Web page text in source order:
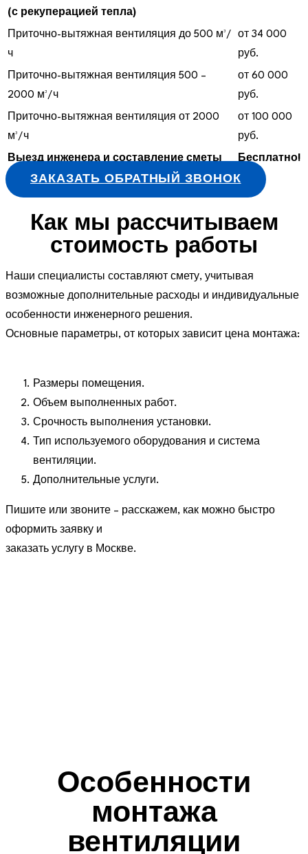
(с рекуперацией тепла)
Приточно-вытяжная вентиляция до 500 м³/
ч
от 34 000
руб.
Приточно-вытяжная вентиляция 500 –
2000 м³/ч
от 60 000
руб.
Приточно-вытяжная вентиляция от 2000
м³/ч
от 100 000
руб.
Выезд инженера и составление сметы Бесплатно!
ЗАКАЗАТЬ ОБРАТНЫЙ ЗВОНОК
Как мы рассчитываем
стоимость работы
Наши специалисты составляют смету, учитывая
возможные дополнительные расходы и индивидуальные
особенности инженерного решения.
Основные параметры, от которых зависит цена монтажа:
Размеры помещения.
Объем выполненных работ.
Срочность выполнения установки.
Тип используемого оборудования и система
вентиляции.
Дополнительные услуги.
Пишите или звоните – расскажем, как можно быстро
оформить заявку и
заказать услугу в Москве.
Особенности
монтажа
вентиляции